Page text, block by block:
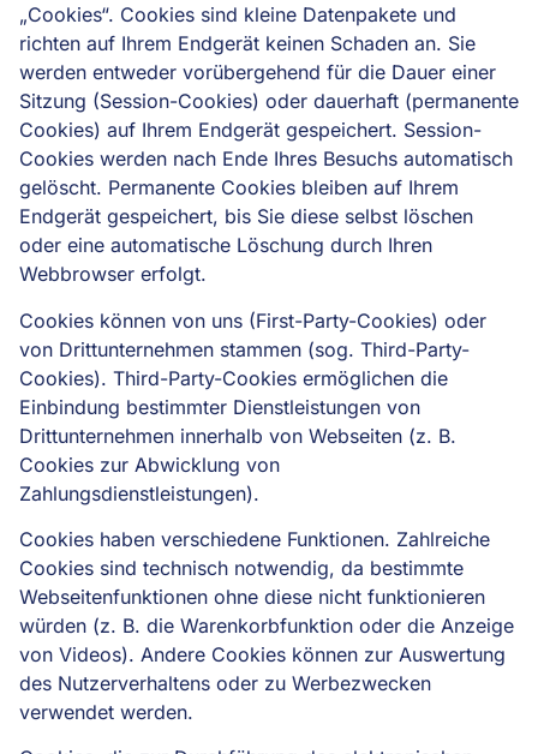
„Cookies“. Cookies sind kleine Datenpakete und
richten auf Ihrem Endgerät keinen Schaden an. Sie
werden entweder vorübergehend für die Dauer einer
Sitzung (Session-Cookies) oder dauerhaft (permanente
Cookies) auf Ihrem Endgerät gespeichert. Session-
Cookies werden nach Ende Ihres Besuchs automatisch
gelöscht. Permanente Cookies bleiben auf Ihrem
Endgerät gespeichert, bis Sie diese selbst löschen
oder eine automatische Löschung durch Ihren
Webbrowser erfolgt.
Cookies können von uns (First-Party-Cookies) oder
von Drittunternehmen stammen (sog. Third-Party-
Cookies). Third-Party-Cookies ermöglichen die
Einbindung bestimmter Dienstleistungen von
Drittunternehmen innerhalb von Webseiten (z. B.
Cookies zur Abwicklung von
Zahlungsdienstleistungen).
Cookies haben verschiedene Funktionen. Zahlreiche
Cookies sind technisch notwendig, da bestimmte
Webseitenfunktionen ohne diese nicht funktionieren
würden (z. B. die Warenkorbfunktion oder die Anzeige
von Videos). Andere Cookies können zur Auswertung
des Nutzerverhaltens oder zu Werbezwecken
verwendet werden.